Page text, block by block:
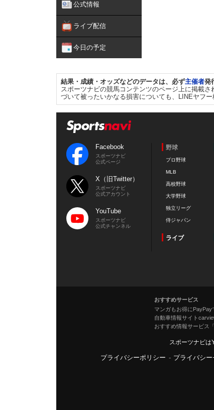
公式情報
ライブ配信
今日の予定
結果・成績・オッズなどのデータは、必ず主催者発
スポーツナビの競馬コンテンツのページ上に掲載
づいて被ったいかなる損害についても、LINEヤフ
Facebook
スポーツナビ
公式ページ
X（旧Twitter）
スポーツナビ
公式アカウント
YouTube
スポーツナビ
公式チャンネル
野球
プロ野球
MLB
高校野球
大学野球
独立リーグ
侍ジャパン
ライブ
おすすめサービス
マンガもお得にPayPay
自動車情報サイト
おすすめ情報サービス
スポーツナビは
プライバシーポリシー - プライバシ